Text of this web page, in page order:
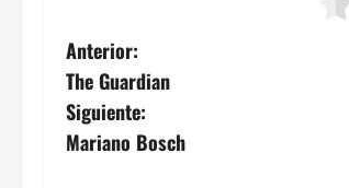
N
a
v
Anterior:
The Guardian
Siguiente:
Mariano Bosch